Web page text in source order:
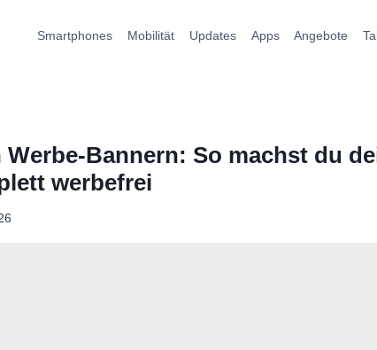
Smartphones Mobilität Updates Apps Angebote
Bannern: So machst du
werbefrei